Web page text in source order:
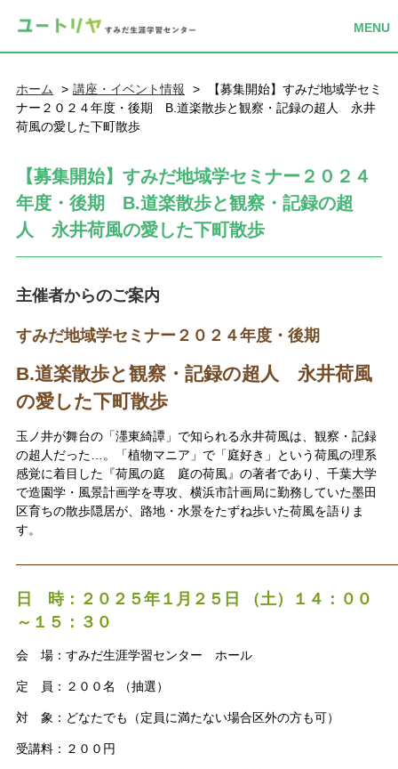
ホーム 講座・イベント情報
【募集開始】すみだ地域学セミ
ナー２０２４年度・後期 B.道楽散歩と観察・記録の超人 永井
荷風の愛した下町散歩
【募集開始】すみだ地域学セミナー２０２４
年度・後期 B.道楽散歩と観察・記録の超
人 永井荷風の愛した下町散歩
主催者からのご案内
すみだ地域学セミナー２０２４年度・後期
B.道楽散歩と観察・記録の超人 永井荷風
の愛した下町散歩
玉ノ井が舞台の「濹東綺譚」で知られる永井荷風は、観察・記録
の超人だった…。「植物マニア」で「庭好き」という荷風の理系
感覚に着目した『荷風の庭 庭の荷風』の著者であり、千葉大学
で造園学・風景計画学を専攻、横浜市計画局に勤務していた墨田
区育ちの散歩隠居が、路地・水景をたずね歩いた荷風を語りま
す。
日 時：２０２５年１ 月２５日 （土）１４：００
～１５：３０
会 場：すみだ生涯学習センター ホール
定 員：２００名 （抽選）
対 象：どなたでも（定員に満たない場合区外の方も可）
受講料：２００円